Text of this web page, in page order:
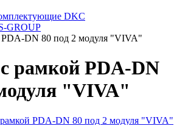
DKC
GROUP
DN 80 под 2 модуля "VIVA"
рамкой PDA-DN
"VIVA"